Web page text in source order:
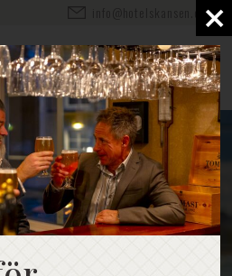
info@hotelskansen.com